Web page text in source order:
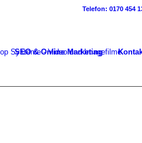
Telefon: 0170 454
SEO & Online Marketing